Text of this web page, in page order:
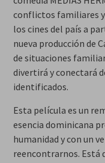
conflictos familiares y
los cines del país a
nueva producción de
de situaciones
divertirá y conectará
identificados.
Esta película es un
esencia dominicana
humanidad y con un
reencontrarnos. Está